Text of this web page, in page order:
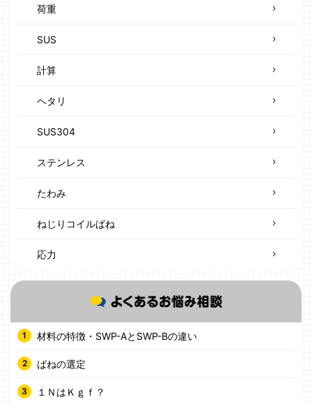
荷重
SUS
計算
ヘタリ
SUS304
ステンレス
たわみ
ねじりコイルばね
応力
材料の特徴・SWP-AとSWP-Bの違い
ばねの選定
１ＮはＫｇｆ？